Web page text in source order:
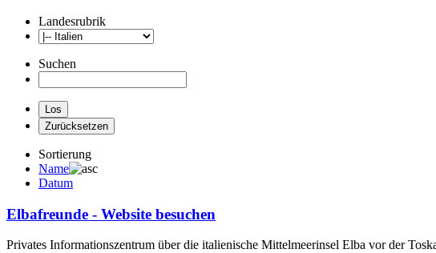
Landesrubrik
Suchen
Sortierung
Name
Datum
Elbafreunde - Website besuchen
Privates Informationszentrum über die italienische Mittelmeerinsel Elba vor der